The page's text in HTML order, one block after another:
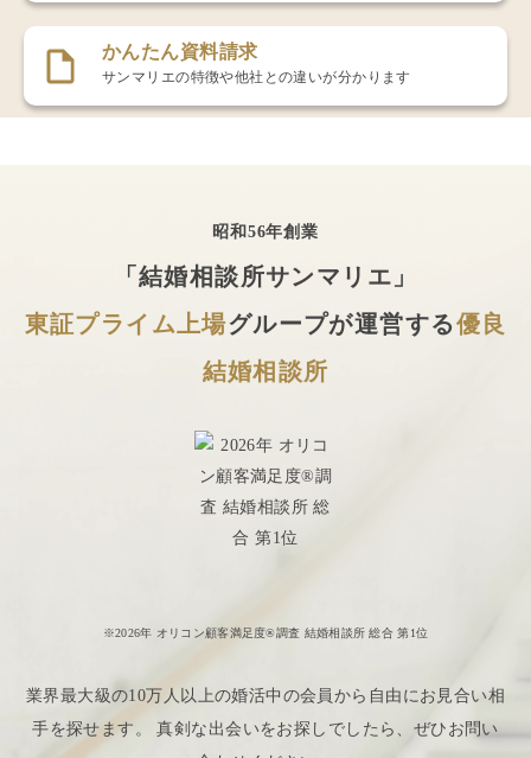
かんたん資料請求
サンマリエの特徴や他社との違いが分かります
昭和56年創業
「結婚相談所サンマリエ」
東証プライム上場グループが運営する優良
結婚相談所
※2026年 オリコン顧客満足度®調査 結婚相談所 総合 第1位
業界最大級の10万人以上の婚活中の会員から自由にお見合い相
手を探せます。 真剣な出会いをお探しでしたら、ぜひお問い